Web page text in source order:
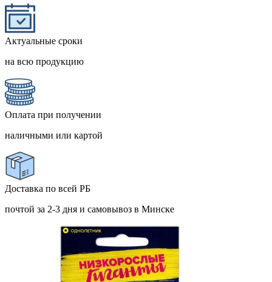
Актуальные сроки
на всю продукцию
Оплата при получении
наличными или картой
Доставка по всей РБ
почтой за 2-3 дня и самовывоз в Минске